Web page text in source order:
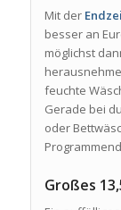
Mit der
besser an
möglichst
feuchte
Gerade bei
oder
Großes